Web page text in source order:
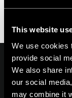
This website
We use cookies
provide social
We also share
our social
may combine it